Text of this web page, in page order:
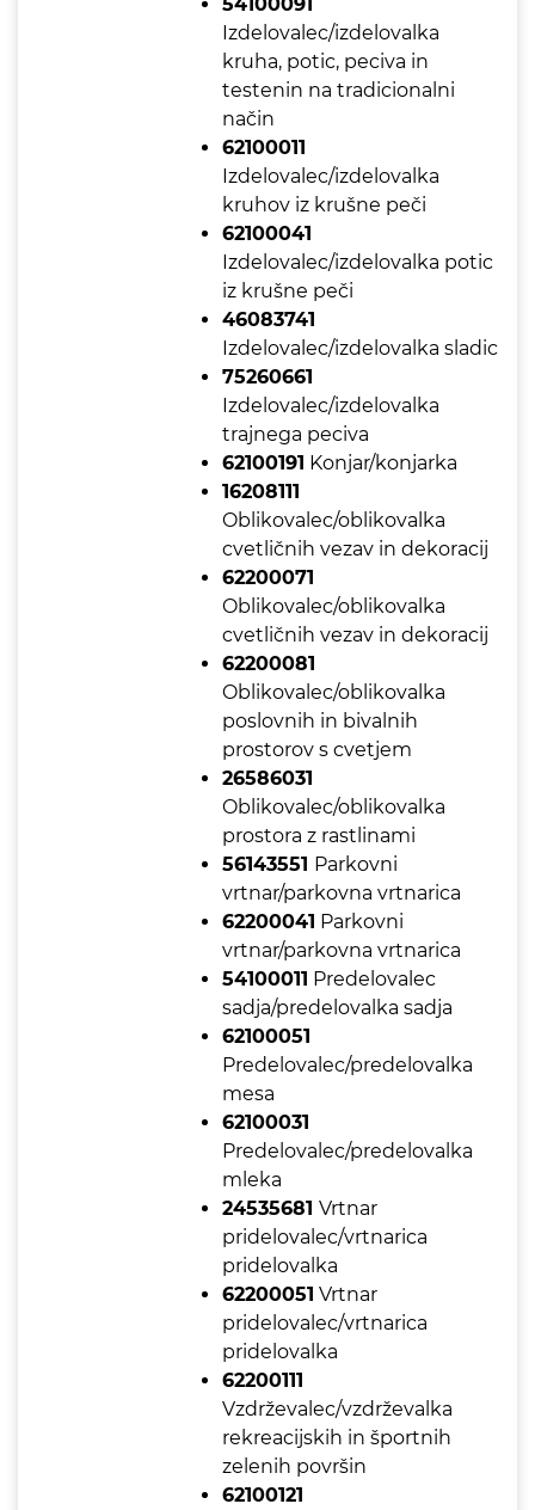
Izdelovalec/izdelovalka
kruha, potic, peciva in
testenin na tradicionalni
način
62100011
Izdelovalec/izdelovalka
kruhov iz krušne peči
62100041
Izdelovalec/izdelovalka potic
iz krušne peči
46083741
Izdelovalec/izdelovalka sladic
75260661
Izdelovalec/izdelovalka
trajnega peciva
62100191 Konjar/konjarka
16208111
Oblikovalec/oblikovalka
cvetličnih vezav in dekoracij
62200071
Oblikovalec/oblikovalka
cvetličnih vezav in dekoracij
62200081
Oblikovalec/oblikovalka
poslovnih in bivalnih
prostorov s cvetjem
26586031
Oblikovalec/oblikovalka
prostora z rastlinami
56143551 Parkovni
vrtnar/parkovna vrtnarica
62200041 Parkovni
vrtnar/parkovna vrtnarica
54100011 Predelovalec
sadja/predelovalka sadja
62100051
Predelovalec/predelovalka
mesa
62100031
Predelovalec/predelovalka
mleka
24535681 Vrtnar
pridelovalec/vrtnarica
pridelovalka
62200051 Vrtnar
pridelovalec/vrtnarica
pridelovalka
62200111
Vzdrževalec/vzdrževalka
rekreacijskih in športnih
zelenih površin
62100121